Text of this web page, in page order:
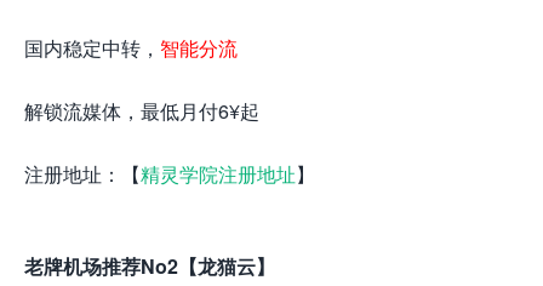
国内稳定中转， 智能分流
解锁流媒体，最低月付6¥起
注册地址：【精灵学院注册地址】
老牌机场推荐No2【龙猫云】